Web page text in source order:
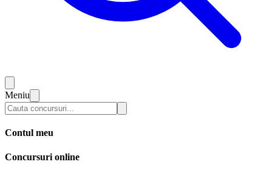
Meniu
Contul meu
Concursuri online